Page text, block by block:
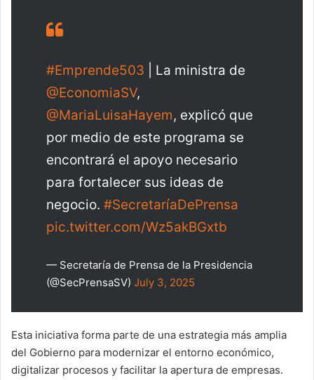
#Emprende503 | La ministra de
@EconomiaSV,
@MariaLuisaHayem, explicó que
por medio de este programa se
encontrará el apoyo necesario
para fortalecer sus ideas de
negocio. #SecretaríaDePrensa
pic.twitter.com/Wz5akBGxtb
— Secretaría de Prensa de la Presidencia
(@SecPrensaSV) July 3, 2025
Esta iniciativa forma parte de una estrategia más amplia
del Gobierno para modernizar el entorno económico,
digitalizar procesos y facilitar la apertura de empresas.